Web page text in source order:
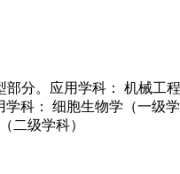
分。应用学科： 机械
科： 细胞生物学（一级
二级学科）